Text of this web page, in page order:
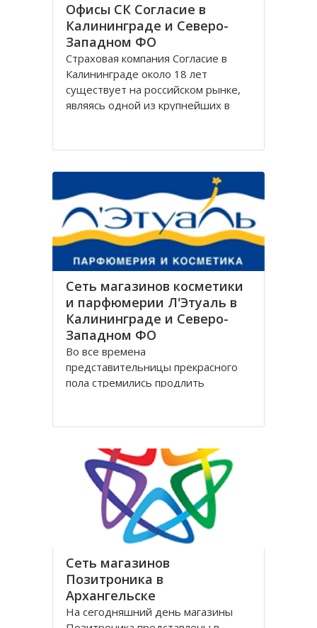
Офисы СК Согласие в
Калининграде и Северо-
Западном ФО
Страховая компания Согласие в
Калининграде около 18 лет
существует на российском рынке,
являясь одной из крупнейших в
только с лучшей стороны.
широко разветвлённую сеть
филиалов, которая охватывает
Сеть магазинов косметики
и парфюмерии Л'Этуаль в
Калининграде и Северо-
Западном ФО
Во все времена
представительницы прекрасного
пола стремились продлить
Женщины прилагали массу усилий
для достижения цели. Но это уже в
прошлом! Сегодня, благодаря
колоссальным достижениям в
области косметологии, ухаживать
за лицом и телом стало
Сеть магазинов
Позитроника в
Архангельске
На сегодняшний день магазины